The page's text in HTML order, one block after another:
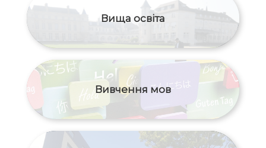
Вища освіта
Вивчення мов